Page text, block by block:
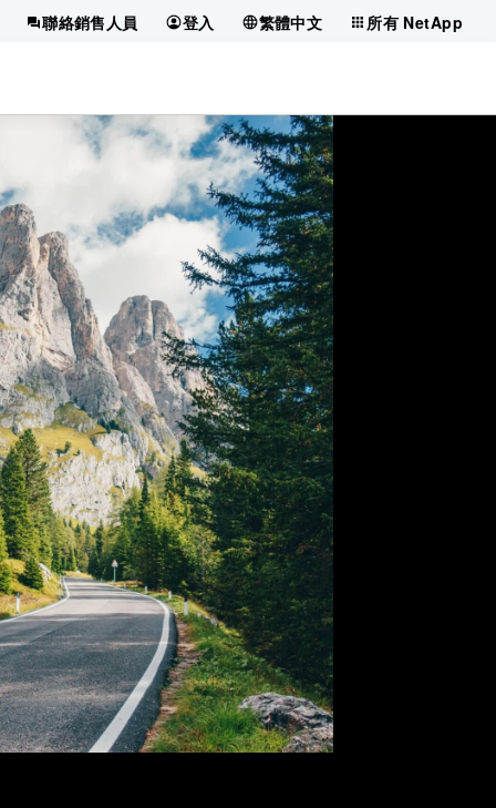
聯絡銷售人員 登入 繁體中文 所有 NetApp